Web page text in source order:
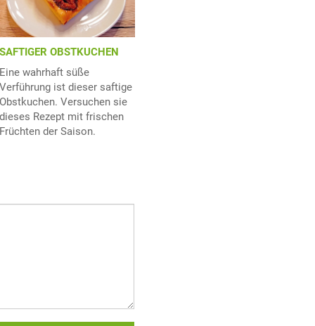
OBSTKUCHEN
wahrhaft süße
ist dieser saftige
Versuchen sie
Rezept mit frischen
der Saison.